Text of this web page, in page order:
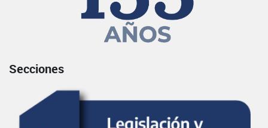
Secciones